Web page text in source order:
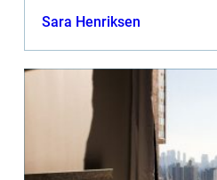
Sara Henriksen